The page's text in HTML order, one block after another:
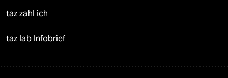
taz zahl ich
taz lab Infobrief